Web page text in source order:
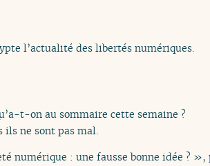
l’actualité des libertés numériques.
t-on au sommaire cette semaine ?
ne sont pas mal.
numérique : une fausse bonne idée ?